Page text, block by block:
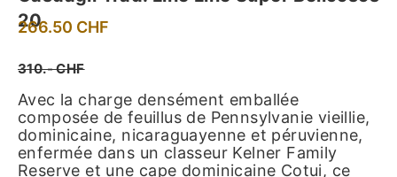
20
266.50 CHF
310.- CHF
Avec la charge densément emballée
composée de feuillus de Pennsylvanie vieillie,
dominicaine, nicaraguayenne et péruvienne,
enfermée dans un classeur Kelner Family
Reserve et une cape dominicaine Cotui, ce